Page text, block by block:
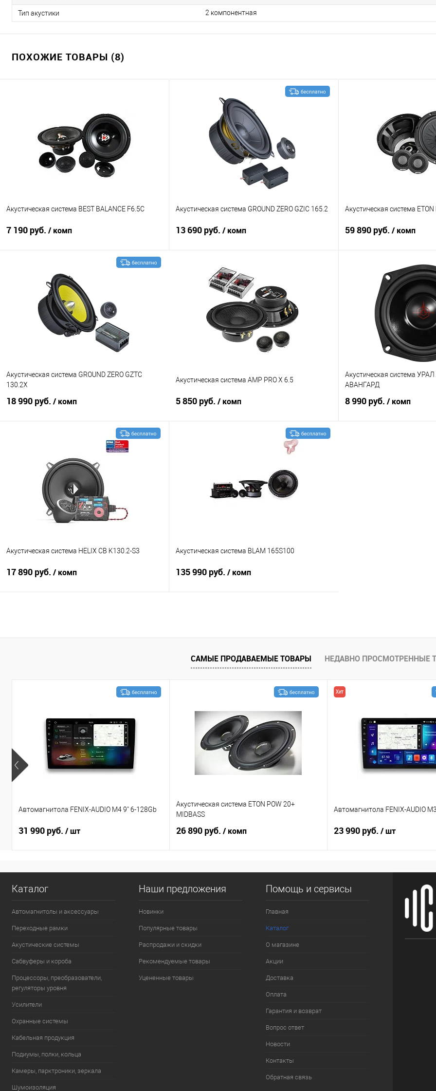
Тип акустики 2 компонентная
ПОХОЖИЕ ТОВАРЫ (8)
Акустическая система BEST BALANCE F6.5C
7 190 руб. / комп
Сравнение
Акустическая система GROUND ZERO GZIC 165.2
13 690 руб. / комп
В избранное
Акустическая система ETON
59 890 руб. / комп
В
Сравнение
Акустическая система GROUND ZERO GZTC
130.2X
18 990 руб. / комп
В корзину
Сравнение
Акустическая система AMP PRO X 6.5
5 850 руб. / комп
Акустическая система
АВАНГАРД
8 990 руб. / комп
Акустическая система HELIX CB K130.2-S3
17 890 руб. / комп
Сравнение В избранное
Акустическая система BLAM 165S100
135 990 руб. / комп
Сравнение В избранное
САМЫЕ ПРОДАВАЕМЫЕ ТОВАРЫ НЕДАВНО ПРОСМОТРЕННЫЕ
Автомагнитола FENIX-AUDIO M4 9" 6-128Gb
31 990 руб. / шт
Акустическая система ETON POW 20+
MIDBASS
26 890 руб. / комп
Хит
Автомагнитола FENIX-AUDIO
23 990 руб. / шт
Каталог
Автомагнитолы и аксессуары
Переходные рамки
Акустические системы
Сабвуферы и короба
Процессоры, преобразователи,
регуляторы уровня
Усилители
Охранные системы
Кабельная продукция
Подиумы, полки, кольца
Камеры, парктроники, зеркала
Шумоизоляция
Наши предложения
Новинки
Популярные товары
Распродажи и скидки
Рекомендуемые товары
Уцененные товары
Помощь и сервисы
Главная
Каталог
О магазине
Акции
Доставка
Оплата
Гарантия и возврат
Вопрос ответ
Новости
Контакты
Обратная связь